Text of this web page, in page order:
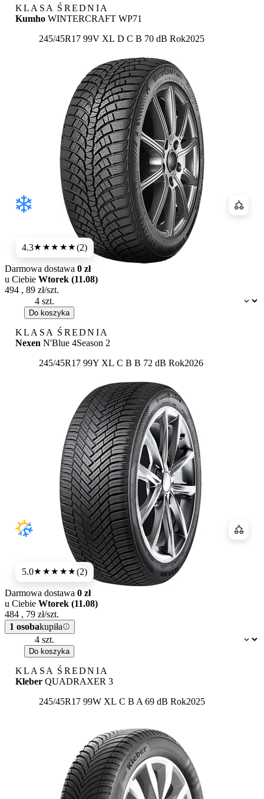
KLASA ŚREDNIA
Kumho WINTERCRAFT WP71
245/45R17 99V XL Etykieta:
D C B 70 dB Rok2025
4.3★★★★★(2)
Dostępność:
Darmowa dostawa 0 zł
u Ciebie Wtorek (11.08)
494 , 89 zł/szt.
Do koszyka
KLASA ŚREDNIA
Nexen N'Blue 4Season 2
245/45R17 99Y XL Etykieta:
C B B 72 dB Rok2026
5.0★★★★★(2)
Dostępność:
Darmowa dostawa 0 zł
u Ciebie Wtorek (11.08)
484 , 79 zł/szt.
1 osobakupiła
Do koszyka
KLASA ŚREDNIA
Kleber QUADRAXER 3
245/45R17 99W XL Etykieta:
C B A 69 dB Rok2025